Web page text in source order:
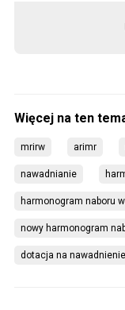
mrirw arimr
nawadnianie
harmonogram naboru
nowy harmonogram
dotacja na nawadnienie